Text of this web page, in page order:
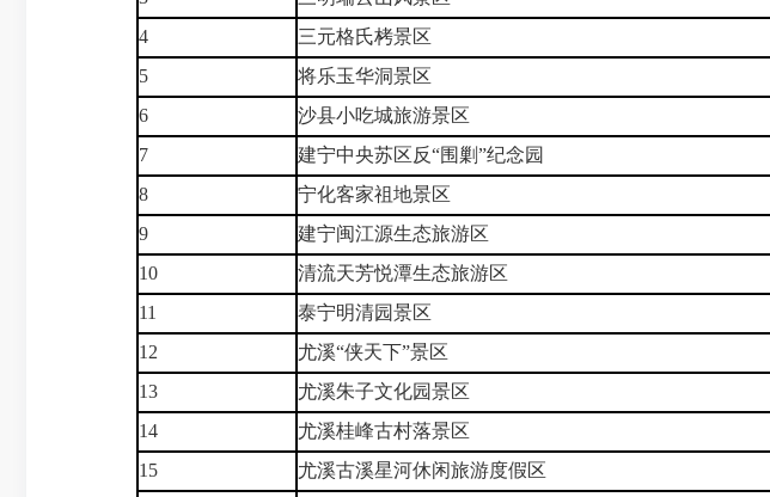
4
三元格氏栲景区
5
将乐玉华洞景区
6
沙县小吃城旅游景区
7
建宁中央苏区反“围剿”纪念园
8
宁化客家祖地景区
9
建宁闽江源生态旅游区
10
清流天芳悦潭生态旅游区
11
泰宁明清园景区
12
尤溪“侠天下”景区
13
尤溪朱子文化园景区
14
尤溪桂峰古村落景区
15
尤溪古溪星河休闲旅游度假区